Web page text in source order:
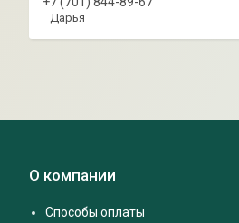
Дарья
О компании
Способы оплаты